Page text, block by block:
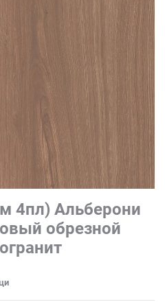
4пл) Альберони
обрезной